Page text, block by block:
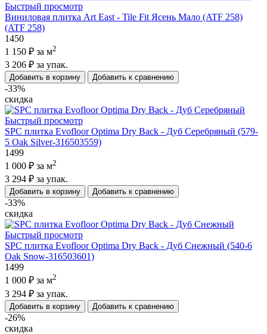
Быстрый просмотр
Виниловая плитка Art East - Tile Fit Ясень Мало (ATF 258)
(ATF 258)
1450
1 150 ₽ за м2
3 206 ₽ за упак.
Добавить в корзину Добавить к сравнению
-33%
скидка
Быстрый просмотр
SPC плитка Evofloor Optima Dry Back - Дуб Серебряный (579-
5 Оak Silver-316503559)
1499
1 000 ₽ за м2
3 294 ₽ за упак.
Добавить в корзину Добавить к сравнению
-33%
скидка
Быстрый просмотр
SPC плитка Evofloor Optima Dry Back - Дуб Снежный (540-6
Оak Snow-316503601)
1499
1 000 ₽ за м2
3 294 ₽ за упак.
Добавить в корзину Добавить к сравнению
-26%
скидка